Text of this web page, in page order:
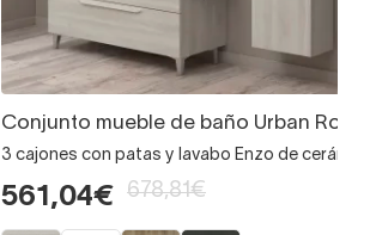
Conjunto mueble de baño Urban Royo
3 cajones con patas y lavabo Enzo de cerámica
561,04€ 678,81€